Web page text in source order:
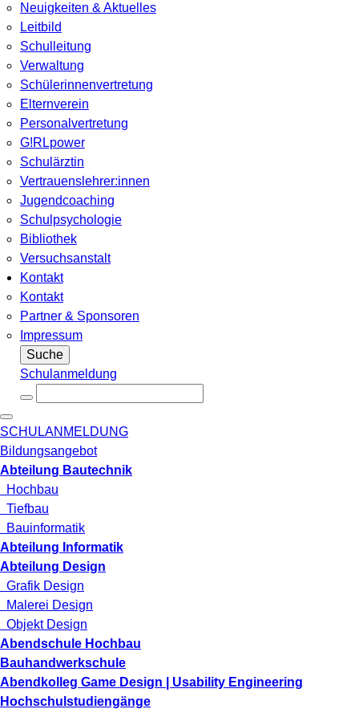
Neuigkeiten & Aktuelles
Leitbild
Schulleitung
Verwaltung
Schülerinnenvertretung
Elternverein
Personalvertretung
G!RLpower
Schulärztin
Vertrauenslehrer:innen
Jugendcoaching
Schulpsychologie
Bibliothek
Versuchsanstalt
Kontakt
Kontakt
Partner & Sponsoren
Impressum
Suche
Schulanmeldung
SCHULANMELDUNG
Bildungsangebot
Abteilung Bautechnik
Hochbau
Tiefbau
Bauinformatik
Abteilung Informatik
Abteilung Design
Grafik Design
Malerei Design
Objekt Design
Abendschule Hochbau
Bauhandwerkschule
Abendkolleg Game Design | Usability Engineering
Hochschulstudiengänge